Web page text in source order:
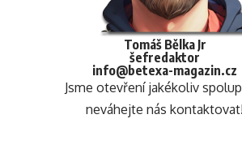
Tomáš Bělka Jr
šefredaktor
info@betexa-magazin.cz
Jsme otevření jakékoliv
neváhejte nás kontaktovat!